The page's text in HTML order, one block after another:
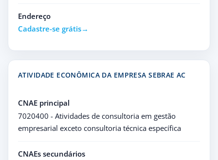
Endereço
Cadastre-se grátis
ATIVIDADE ECONÔMICA DA EMPRESA SEBRAE AC
CNAE principal
7020400 - Atividades de consultoria em gestão
empresarial exceto consultoria técnica específica
CNAEs secundários